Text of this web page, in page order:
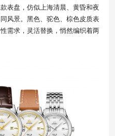
表盘，仿似上海清晨、黄昏和夜
风景。黑色、驼色、棕色皮质表
需求，灵活替换，悄然编织着两